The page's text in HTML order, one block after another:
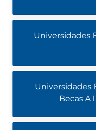
Universidades
Universidades
Becas A